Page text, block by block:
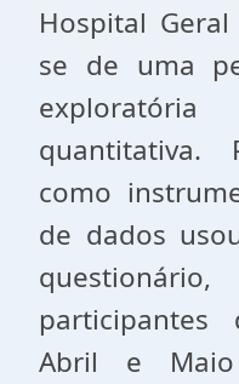
Hospital
se de uma
quantitativa.
como
de dados
Abril e